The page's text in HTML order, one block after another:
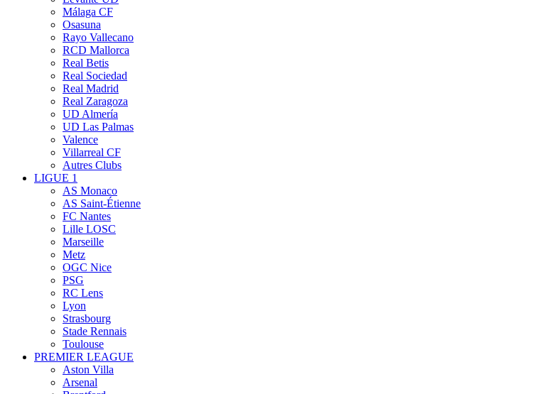
Málaga CF
Osasuna
Rayo Vallecano
RCD Mallorca
Real Betis
Real Sociedad
Real Madrid
Real Zaragoza
UD Almería
UD Las Palmas
Valence
Villarreal CF
Autres Clubs
LIGUE 1
AS Monaco
AS Saint-Étienne
FC Nantes
Lille LOSC
Marseille
Metz
OGC Nice
PSG
RC Lens
Lyon
Strasbourg
Stade Rennais
Toulouse
PREMIER LEAGUE
Aston Villa
Arsenal